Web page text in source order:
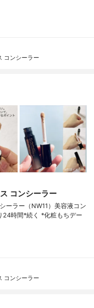
コンシーラー
コンシーラー
ーラー（NW11）美容液コン
24時間*続く *化粧もちデー
コンシーラー